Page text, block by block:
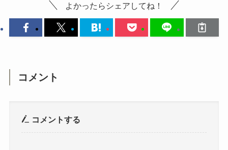
尿瓶 ホームセンターで買える？ど
よかったらシェアしてね！
コメント
コメントする